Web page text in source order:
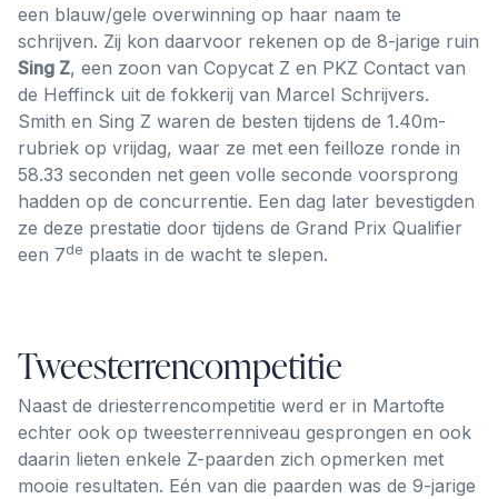
een blauw/gele overwinning op haar naam te
schrijven. Zij kon daarvoor rekenen op de 8-jarige ruin
Sing Z, een zoon van Copycat Z en PKZ Contact van
de Heffinck uit de fokkerij van Marcel Schrijvers.
Smith en Sing Z waren de besten tijdens de 1.40m-
rubriek op vrijdag, waar ze met een feilloze ronde in
58.33 seconden net geen volle seconde voorsprong
hadden op de concurrentie. Een dag later bevestigden
ze deze prestatie door tijdens de Grand Prix Qualifier
een 7de plaats in de wacht te slepen.
Tweesterrencompetitie
Naast de driesterrencompetitie werd er in Martofte
echter ook op tweesterrenniveau gesprongen en ook
daarin lieten enkele Z-paarden zich opmerken met
mooie resultaten. Eén van die paarden was de 9-jarige